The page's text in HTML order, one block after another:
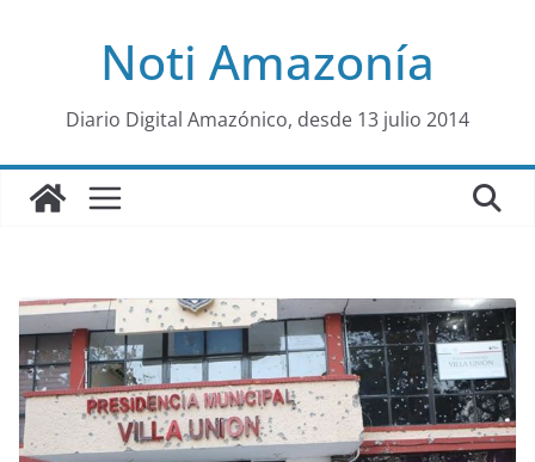
al
Noti Amazonía
Diario Digital Amazónico, desde 13 julio 2014